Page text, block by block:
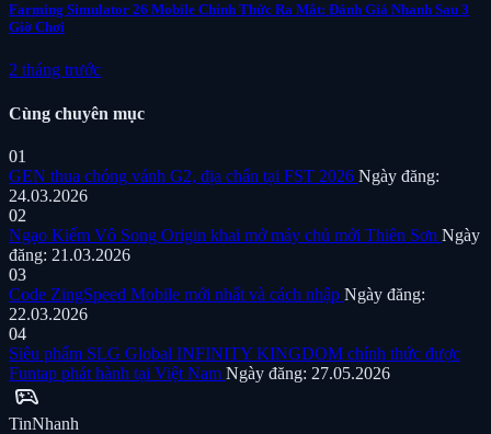
Farming Simulator 26 Mobile Chính Thức Ra Mắt: Đánh Giá Nhanh Sau 3
Giờ Chơi
2 tháng trước
Cùng chuyên mục
01
GEN thua chóng vánh G2, địa chấn tại FST 2026 Ngày đăng:
24.03.2026
02
Ngạo Kiếm Vô Song Origin khai mở máy chủ mới Thiên Sơn Ngày
đăng: 21.03.2026
03
Code ZingSpeed Mobile mới nhất và cách nhập Ngày đăng:
22.03.2026
04
Siêu phẩm SLG Global INFINITY KINGDOM chính thức được
Funtap phát hành tại Việt Nam Ngày đăng: 27.05.2026
sports_esports
TinNhanh